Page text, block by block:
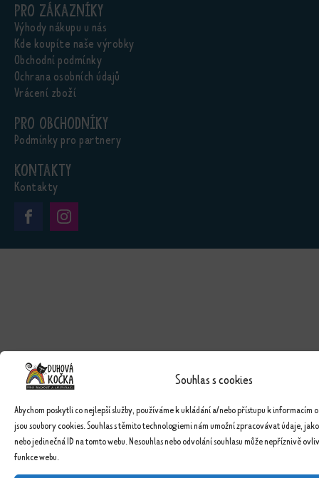
Souhlas s cookies
Abychom poskytli co nejlepší služby, používáme k ukládání a/nebo přístupu k informacím
jsou soubory cookies. Souhlas s těmito technologiemi nám umožní zpracovávat údaje,
nebo jedinečná ID na tomto webu. Nesouhlas nebo odvolání souhlasu může nepříznivě
funkce webu.
Pro zákazníky
Výhody nákupu u nás
Kde koupíte naše výrobky
Obchodní podmínky
Ochrana osobních údajů
Vrácení zboží
Pro obchodníky
Podmínky pro partnery
Kontakty
Kontakty